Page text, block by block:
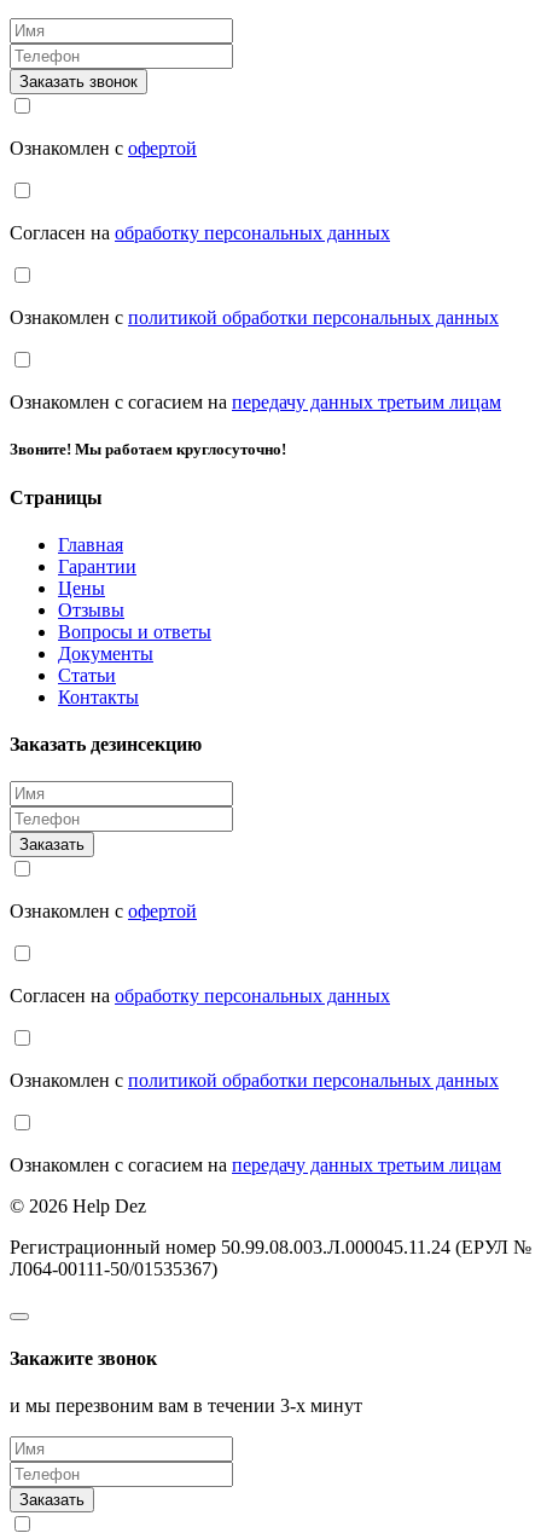
Заказать звонок
Ознакомлен с офертой
Согласен на обработку персональных данных
Ознакомлен с политикой обработки персональных данных
Ознакомлен с согасием на передачу данных третьим лицам
Звоните! Мы работаем круглосуточно!
Страницы
Главная
Гарантии
Цены
Отзывы
Вопросы и ответы
Документы
Статьи
Контакты
Заказать дезинсекцию
Заказать
Ознакомлен с офертой
Согласен на обработку персональных данных
Ознакомлен с политикой обработки персональных данных
Ознакомлен с согасием на передачу данных третьим лицам
© 2026 Help Dez
Регистрационный номер 50.99.08.003.Л.000045.11.24 (ЕРУЛ №
Л064-00111-50/01535367)
Закажите звонок
и мы перезвоним вам в течении 3-х минут
Заказать